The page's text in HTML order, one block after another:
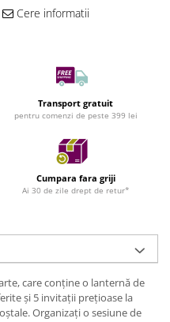
Cere informatii
Transport gratuit
pentru comenzi de peste 399 lei
Cumpara fara griji
Ai 30 de zile drept de retur*
care conține o lanternă de
și 5 invitații prețioase la
Organizați o sesiune de